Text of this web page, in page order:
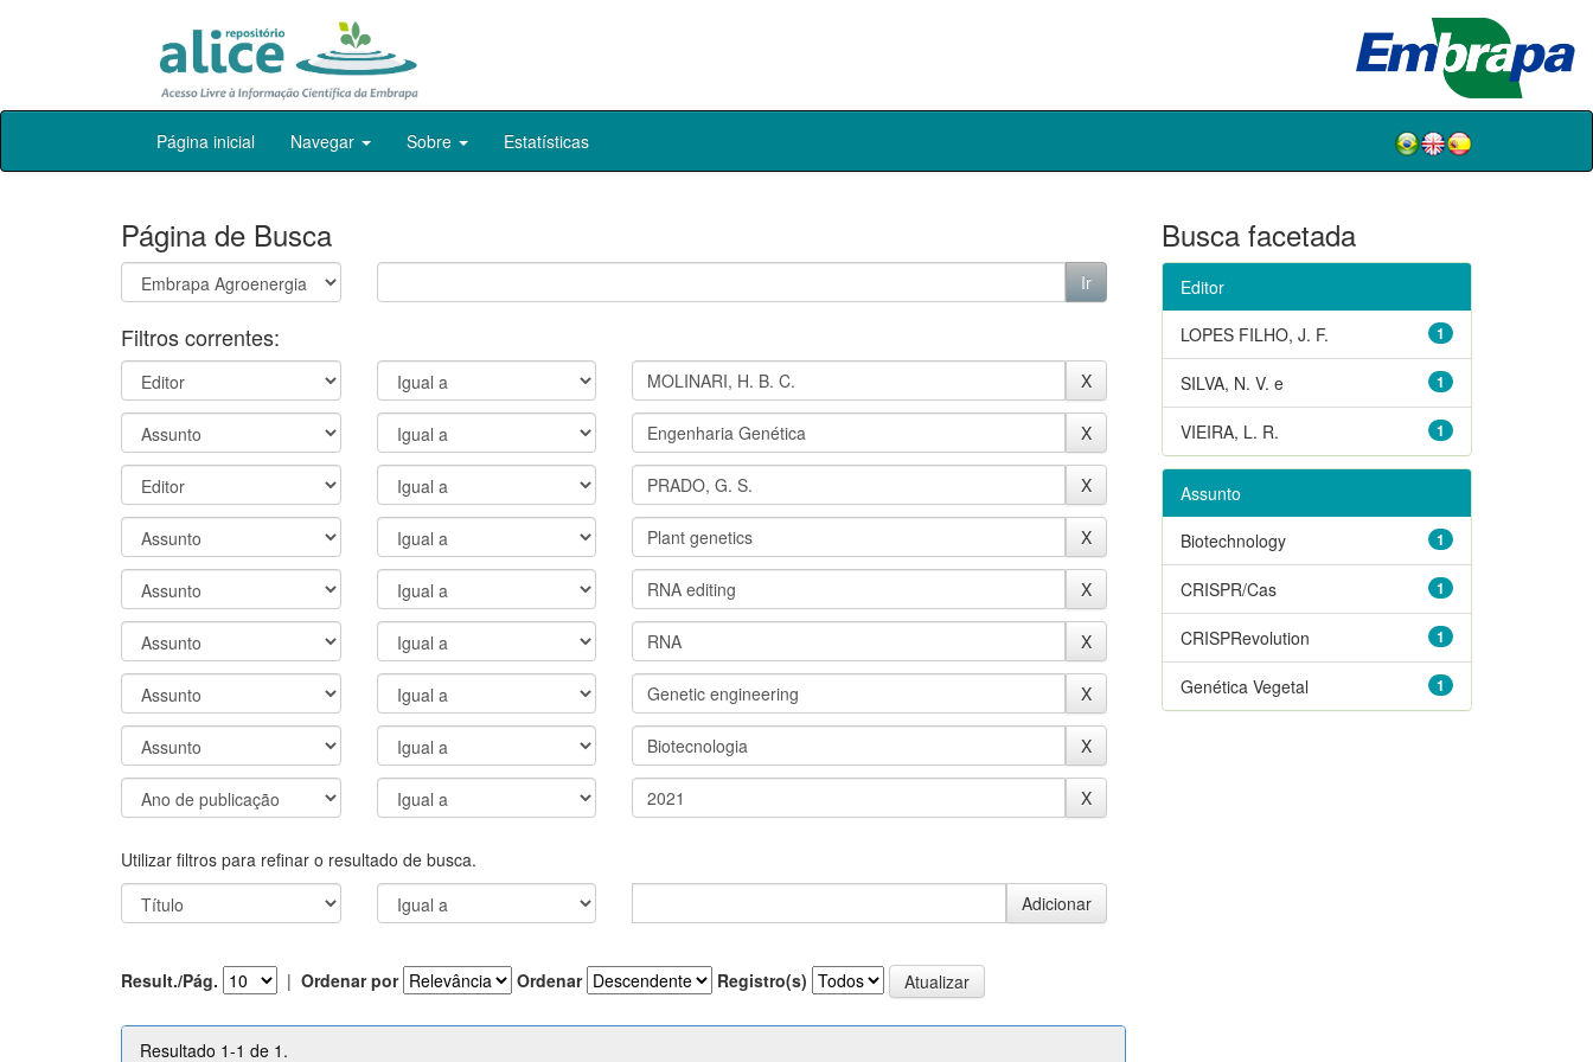
Skip
Página inicial Navegar Sobre Estatísticas
Página de Busca
Filtros correntes:
Utilizar filtros para refinar o resultado de busca.
Result./Pág. | Ordenar por Ordenar Registro(s)
Resultado 1-1 de 1.
Busca facetada
Editor
1
LOPES FILHO, J. F.
1
SILVA, N. V. e
1
VIEIRA, L. R.
Assunto
1
Biotechnology
1
CRISPR/Cas
1
CRISPRevolution
1
Genética Vegetal